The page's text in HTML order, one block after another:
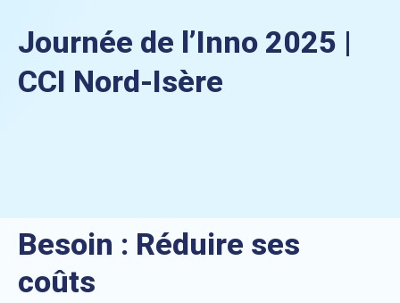
Journée de l’Inno 2025 |
CCI Nord-Isère
Besoin : Réduire ses
coûts